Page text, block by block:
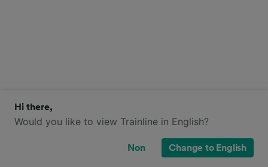
Rechercher tous les horaires et prix du jour
Hi there,
Would you like to view Trainline in English?
Non Change to English